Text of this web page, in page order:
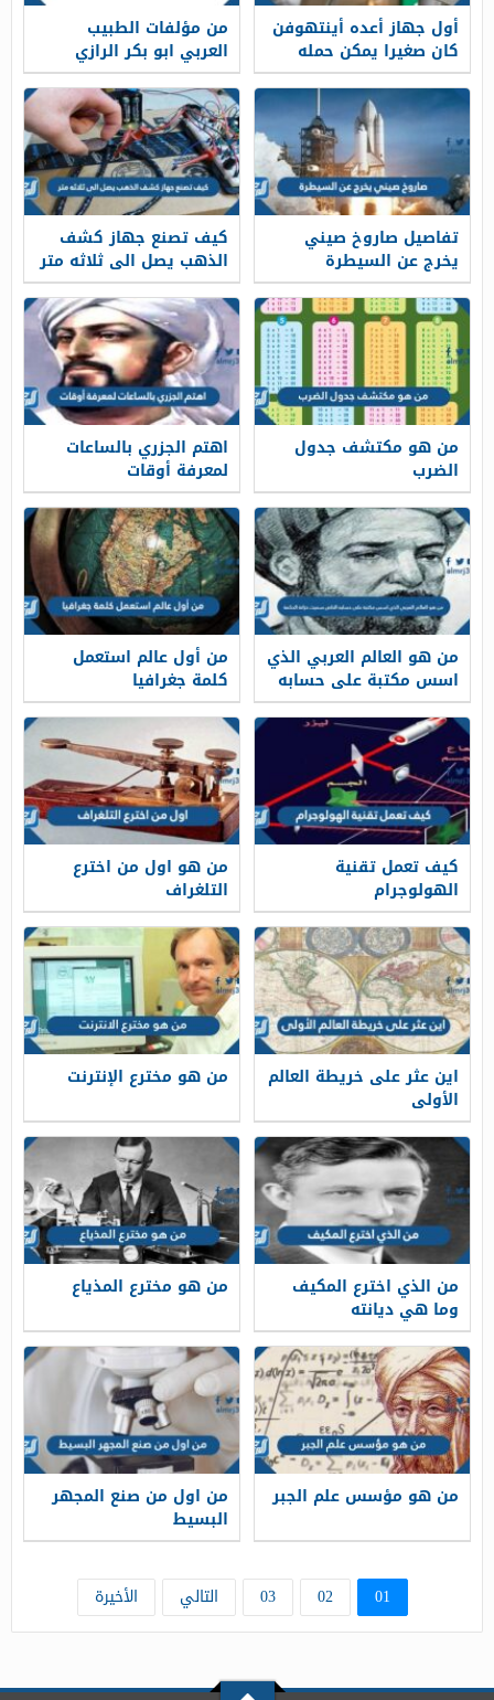
أول جهاز أعده أينتهوفن
كان صغيرا يمكن حمله
بجانب سرير المريض
من مؤلفات الطبيب
العربي ابو بكر الرازي
كتاب
تفاصيل صاروخ صيني
يخرج عن السيطرة
كيف تصنع جهاز كشف
الذهب يصل الى ثلاثه متر
من هو مكتشف جدول
الضرب
اهتم الجزري بالساعات
لمعرفة أوقات
من هو العالم العربي الذي
اسس مكتبة على حسابه
الخاص سميت خزانة
الحكمة
من أول عالم استعمل
كلمة جغرافيا
كيف تعمل تقنية
الهولوجرام
من هو اول من اخترع
التلغراف
اين عثر على خريطة العالم
الأولى
من هو مخترع الإنترنت
من الذي اخترع المكيف
وما هي ديانته
من هو مخترع المذياع
من هو مؤسس علم الجبر من اول من صنع المجهر
البسيط
01
02
03 التالي الأخيرة